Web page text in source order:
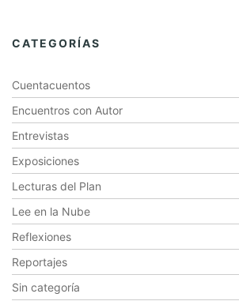
CATEGORÍAS
Cuentacuentos
Encuentros con Autor
Entrevistas
Exposiciones
Lecturas del Plan
Lee en la Nube
Reflexiones
Reportajes
Sin categoría